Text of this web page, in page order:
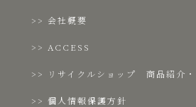
会社概要
ACCESS
リサイクルショップ 商品紹介
個人情報保護方針